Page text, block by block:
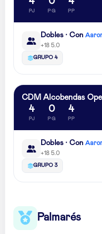
PJ PG PP
Dobles · Con
+18 5.0
GRUPO 4
CDM Alcobendas
4
PJ
0
PG
4
PP
Dobles · Con
+18 5.0
GRUPO 3
Palmarés